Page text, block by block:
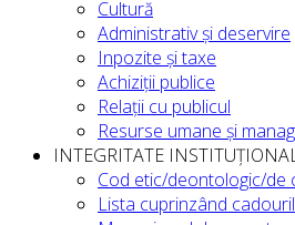
Cultură
Administrativ și deservire
Inpozite și taxe
Achiziții publice
Relații cu publicul
Resurse umane și
INTEGRITATE
Cod etic/deontologic/de
Lista cuprinzând